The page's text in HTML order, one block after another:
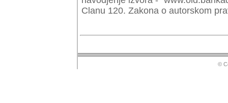
Clanu 120. Zakona o autorskom
©